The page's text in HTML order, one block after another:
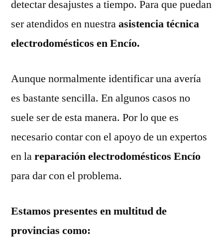
detectar desajustes a tiempo. Para que puedan
ser atendidos en nuestraasistencia técnica
electrodomésticos en Encío.
Aunque normalmente identificar una avería
es bastante sencilla. En algunos casos no
suele ser de esta manera. Por lo que es
necesario contar con el apoyo de un expertos
en lareparación electrodomésticos Encío
para dar con el problema.
Estamos presentes en multitud de
provincias como: